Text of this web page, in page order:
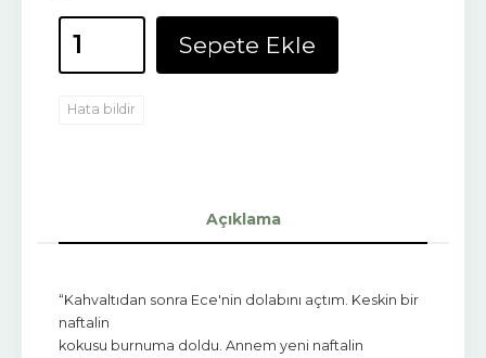
Sepete Ekle
Hata bildir
Açıklama
“Kahvaltıdan sonra Ece'nin dolabını açtım. Keskin bir
naftalin
kokusu burnuma doldu. Annem yeni naftalin